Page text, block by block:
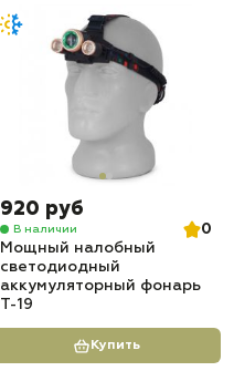
920 руб
В наличии
0
Мощный налобный
светодиодный
аккумуляторный фонарь
T-19
Купить